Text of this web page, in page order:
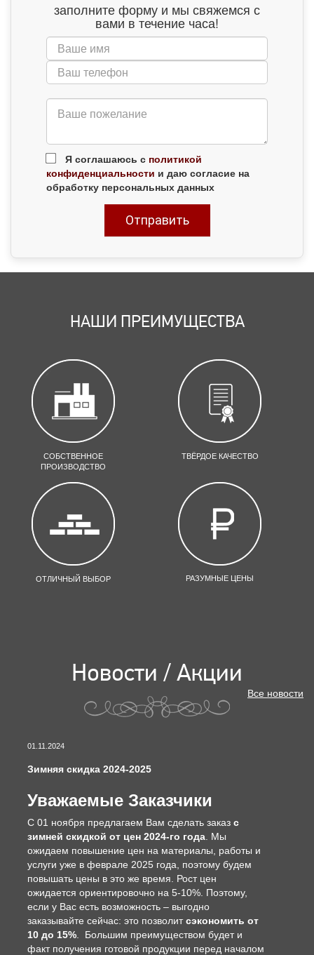
заполните форму и мы свяжемся с
вами в течение часа!
Я соглашаюсь с политикой
конфиденциальности и даю согласие на
обработку персональных данных
НАШИ ПРЕИМУЩЕСТВА
СОБСТВЕННОЕ
ПРОИЗВОДСТВО
ТВЁРДОЕ КАЧЕСТВО
ОТЛИЧНЫЙ ВЫБОР РАЗУМНЫЕ ЦЕНЫ
Новости / Акции
Все новости
01.11.2024
Зимняя скидка 2024-2025
Уважаемые Заказчики
С 01 ноября предлагаем Вам сделать заказ с
зимней скидкой от цен 2024-го года . Мы
ожидаем повышение цен на материалы, работы и
услуги уже в феврале 2025 года, поэтому будем
повышать цены в это же время. Рост цен
ожидается ориентировочно на 5-10%. Поэтому,
если у Вас есть возможность – выгодно
заказывайте сейчас: это позволитсэкономить от
10 до 15% . Большим преимуществом будет и
факт получения готовой продукции перед началом